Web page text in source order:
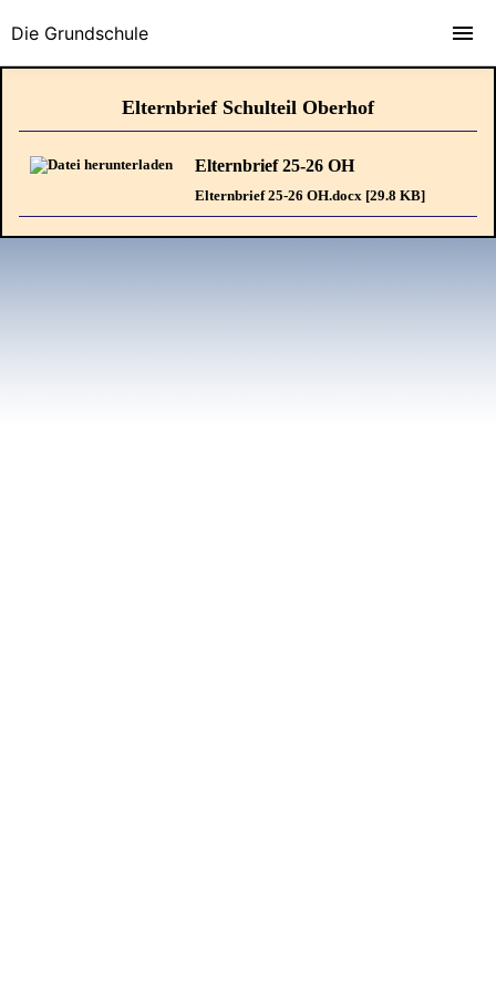
Elternbrief Schulteil Oberhof
Elternbrief 25-26 OH
Elternbrief 25-26 OH.docx [29.8 KB]
Die Grundschule